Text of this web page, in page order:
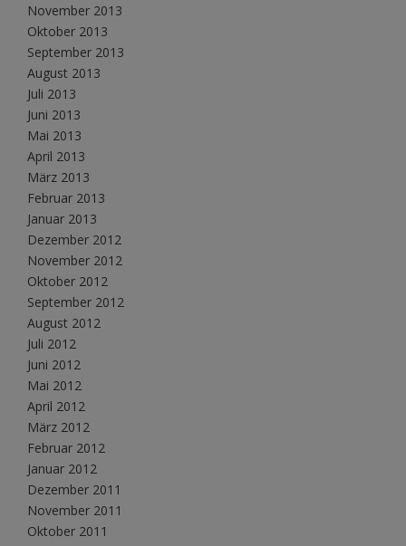
November 2013
Oktober 2013
September 2013
August 2013
Juli 2013
Juni 2013
Mai 2013
April 2013
März 2013
Februar 2013
Januar 2013
Dezember 2012
November 2012
Oktober 2012
September 2012
August 2012
Juli 2012
Juni 2012
Mai 2012
April 2012
März 2012
Februar 2012
Januar 2012
Dezember 2011
November 2011
Oktober 2011